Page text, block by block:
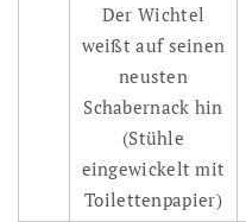
Der Wichtel
weißt auf seinen
neusten
Schabernack hin
(Stühle
eingewickelt mit
Toilettenpapier)